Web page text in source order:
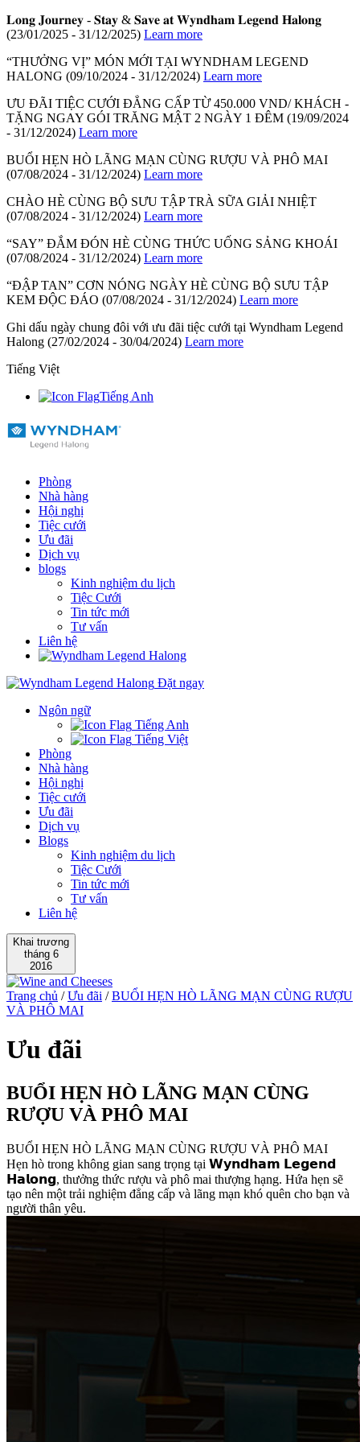
𝐋𝐨𝐧𝐠 𝐉𝐨𝐮𝐫𝐧𝐞𝐲 - 𝐒𝐭𝐚𝐲 & 𝐒𝐚𝐯𝐞 𝐚𝐭 𝐖𝐲𝐧𝐝𝐡𝐚𝐦 𝐋𝐞𝐠𝐞𝐧𝐝 𝐇𝐚𝐥𝐨𝐧𝐠
(23/01/2025 - 31/12/2025) Learn more
“THƯỞNG VỊ” MÓN MỚI TẠI WYNDHAM LEGEND
HALONG (09/10/2024 - 31/12/2024) Learn more
ƯU ĐÃI TIỆC CƯỚI ĐẲNG CẤP TỪ 450.000 VND/ KHÁCH -
TẶNG NGAY GÓI TRĂNG MẬT 2 NGÀY 1 ĐÊM (19/09/2024
- 31/12/2024) Learn more
BUỔI HẸN HÒ LÃNG MẠN CÙNG RƯỢU VÀ PHÔ MAI
(07/08/2024 - 31/12/2024) Learn more
CHÀO HÈ CÙNG BỘ SƯU TẬP TRÀ SỮA GIẢI NHIỆT
(07/08/2024 - 31/12/2024) Learn more
“SAY” ĐẮM ĐÓN HÈ CÙNG THỨC UỐNG SẢNG KHOÁI
(07/08/2024 - 31/12/2024) Learn more
“ĐẬP TAN” CƠN NÓNG NGÀY HÈ CÙNG BỘ SƯU TẬP
KEM ĐỘC ĐÁO (07/08/2024 - 31/12/2024) Learn more
Ghi dấu ngày chung đôi với ưu đãi tiệc cưới tại Wyndham Legend
Halong (27/02/2024 - 30/04/2024) Learn more
Tiếng Việt
Tiếng Anh
Phòng
Nhà hàng
Hội nghị
Tiệc cưới
Ưu đãi
Dịch vụ
blogs
Kinh nghiệm du lịch
Tiệc Cưới
Tin tức mới
Tư vấn
Liên hệ
Đặt ngay
Ngôn ngữ
Tiếng Anh
Tiếng Việt
Phòng
Nhà hàng
Hội nghị
Tiệc cưới
Ưu đãi
Dịch vụ
Blogs
Kinh nghiệm du lịch
Tiệc Cưới
Tin tức mới
Tư vấn
Liên hệ
Khai trương
tháng 6
2016
Trang chủ / Ưu đãi / BUỔI HẸN HÒ LÃNG MẠN CÙNG RƯỢU
VÀ PHÔ MAI
Ưu đãi
BUỔI HẸN HÒ LÃNG MẠN CÙNG
RƯỢU VÀ PHÔ MAI
BUỔI HẸN HÒ LÃNG MẠN CÙNG RƯỢU VÀ PHÔ MAI
Hẹn hò trong không gian sang trọng tại 𝗪𝘆𝗻𝗱𝗵𝗮𝗺 𝗟𝗲𝗴𝗲𝗻𝗱
𝗛𝗮𝗹𝗼𝗻𝗴, thưởng thức rượu và phô mai thượng hạng. Hứa hẹn sẽ
tạo nên một trải nghiệm đẳng cấp và lãng mạn khó quên cho bạn và
người thân yêu.